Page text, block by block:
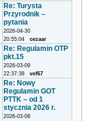
Re: Turysta
Przyrodnik –
pytania
2026-04-30
20:55:04 cezaar
Re: Regulamin OTP
pkt.15
2026-03-09
22:37:38 vef67
Re: Nowy
Regulamin GOT
PTTK – od 1
stycznia 2026 r.
2026-03-08